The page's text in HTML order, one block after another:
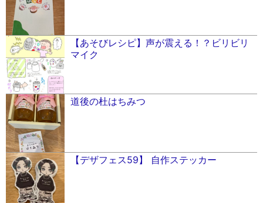
【あそびレシピ】声が震える！？ビリビリ
マイク
道後の杜はちみつ
【デザフェス59】 自作ステッカー